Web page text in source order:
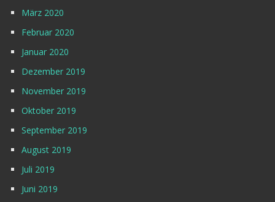
März 2020
Februar 2020
Januar 2020
Dezember 2019
November 2019
Oktober 2019
September 2019
August 2019
Juli 2019
Juni 2019